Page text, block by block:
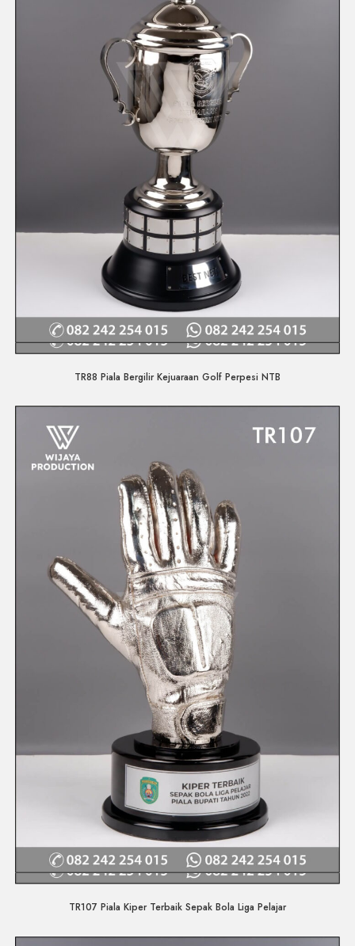
Quick View
TR88 Piala Bergilir Kejuaraan Golf Perpesi NTB
Quick View
TR107 Piala Kiper Terbaik Sepak Bola Liga Pelajar